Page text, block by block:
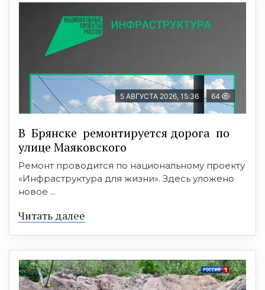
5 АВГУСТА 2026, 15:36 64
В Брянске ремонтируется дорога по
улице Маяковского
Ремонт проводится по национальному проекту
«Инфраструктура для жизни». Здесь уложено
новое ...
Читать далее